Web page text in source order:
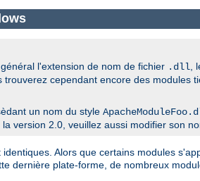
l'extension de nom de fichier .dll
trouverez cependant encore des
un nom du style
version 2.0, veuillez aussi modifier son
Alors que certains modules
dernière plate-forme, de nombreux